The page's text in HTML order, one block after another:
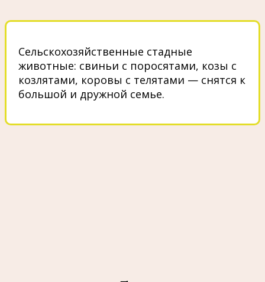
Сельскохозяйственные стадные
животные: свиньи с поросятами, козы с
козлятами, коровы с телятами — снятся к
большой и дружной семье.